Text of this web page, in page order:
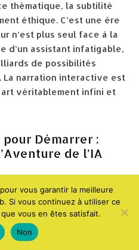
thématique, la subtilité
éthique. C’est une ère
n’est plus seul face à la
d’un assistant infatigable,
de possibilités
La narration interactive est
véritablement infini et
Démarrer :
de l’IA
? Voici quelques
vous garantir la meilleure
Si vous continuez à utiliser ce
vous en êtes satisfait.
Non